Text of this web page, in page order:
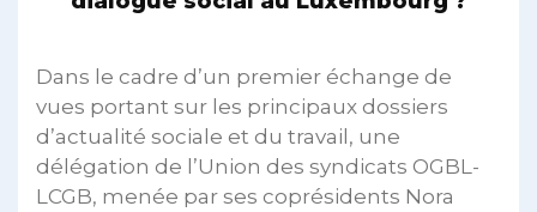
Dans le cadre d’un premier échange de
vues portant sur les principaux dossiers
d’actualité sociale et du travail, une
délégation de l’Union des syndicats OGBL-
LCGB, menée par ses coprésidents Nora